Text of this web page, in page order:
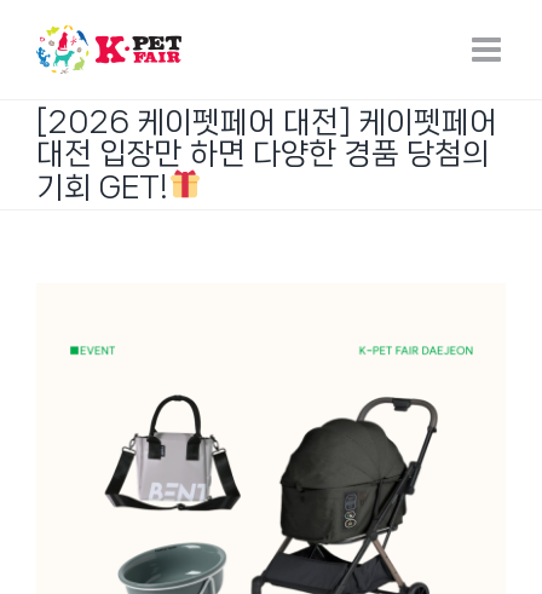
content
[2026 케이펫페어 대전] 케이펫페어
대전 입장만 하면 다양한 경품 당첨의
기회 GET!